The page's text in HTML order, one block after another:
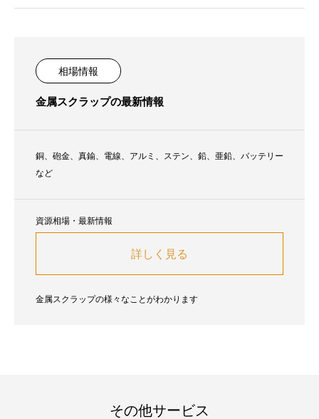
相場情報
金属スクラップの最新情報
銅、砲金、真鍮、電線、アルミ、ステン、鉛、亜鉛、バッテリー
など
資源相場・最新情報
詳しく見る
金属スクラップの様々なことがわかります
その他サービス